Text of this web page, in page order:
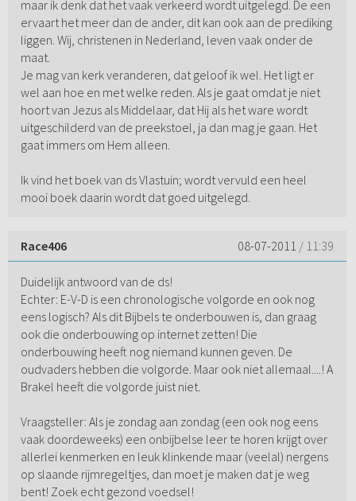
maar ik denk dat het vaak verkeerd wordt uitgelegd. De een
ervaart het meer dan de ander, dit kan ook aan de prediking
liggen. Wij, christenen in Nederland, leven vaak onder de
maat.
Je mag van kerk veranderen, dat geloof ik wel. Het ligt er
wel aan hoe en met welke reden. Als je gaat omdat je niet
hoort van Jezus als Middelaar, dat Hij als het ware wordt
uitgeschilderd van de preekstoel, ja dan mag je gaan. Het
gaat immers om Hem alleen.
Ik vind het boek van ds Vlastuin; wordt vervuld een heel
mooi boek daarin wordt dat goed uitgelegd.
Race406 08-07-2011 / 11:39
Duidelijk antwoord van de ds!
Echter: E-V-D is een chronologische volgorde en ook nog
eens logisch? Als dit Bijbels te onderbouwen is, dan graag
ook die onderbouwing op internet zetten! Die
onderbouwing heeft nog niemand kunnen geven. De
oudvaders hebben die volgorde. Maar ook niet allemaal....! A
Brakel heeft die volgorde juist niet.
Vraagsteller: Als je zondag aan zondag (een ook nog eens
vaak doordeweeks) een onbijbelse leer te horen krijgt over
allerlei kenmerken en leuk klinkende maar (veelal) nergens
op slaande rijmregeltjes, dan moet je maken dat je weg
bent! Zoek echt gezond voedsel!